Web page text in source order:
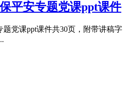
平安专题党课ppt课件
党课ppt课件共30页，附带讲稿字